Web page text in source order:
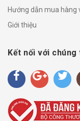
Hướng dẫn mua hàng
Giới thiệu
Kết nối với chúng